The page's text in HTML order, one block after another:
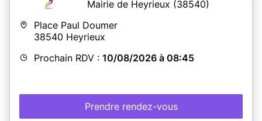
En savoir plus
Mairie de Heyrieux (38540)
Place Paul Doumer
38540 Heyrieux
Prochain RDV : 10/08/2026 à 08:45
Prendre rendez-vous